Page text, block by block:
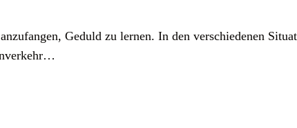
Geduld zu lernen. In den verschiedenen